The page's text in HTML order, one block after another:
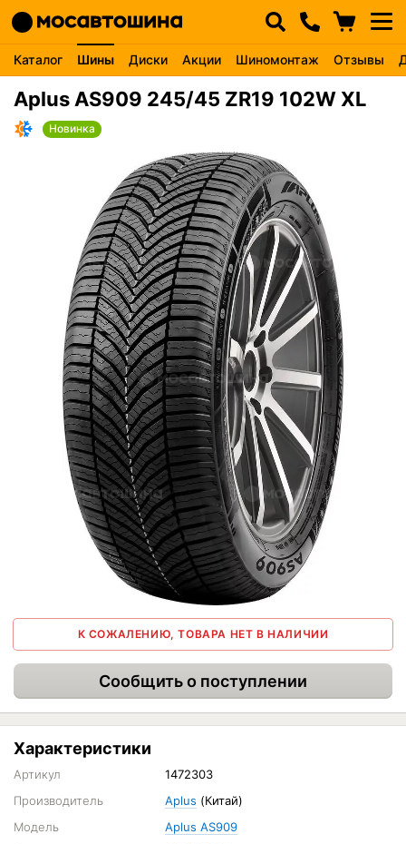
Каталог Шины Диски Акции Шиномонтаж Отзывы
Aplus AS909 245/45 ZR19 102W XL
Новинка
К СОЖАЛЕНИЮ, ТОВАРА НЕТ В НАЛИЧИИ
Сообщить о поступлении
Характеристики
Артикул
1472303
Производитель
Aplus (Китай)
Модель
Aplus AS909